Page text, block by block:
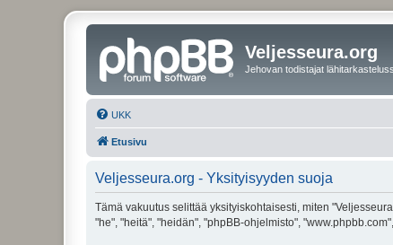
Veljesseura.org
Jehovan todistajat
UKK
Etusivu
Veljesseura.org - Yksityisyyden suoja
Tämä vakuutus selittää yksityiskohtaisesti, miten
"he", "heitä", "heidän", "phpBB-ohjelmisto",